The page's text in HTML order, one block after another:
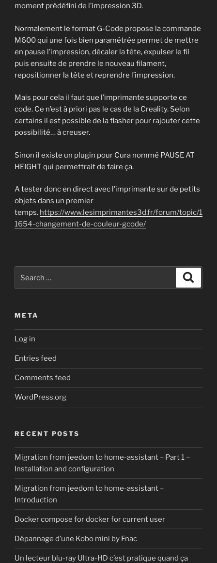
moment prédéfini de l’impression 3D.
Normalement le format G-Code propose la commande
M600 qui une fois bien paramétrée permet de mettre
en pause l’impression, décaler la tête, expulser le fil
puis ensuite de prendre le nouveau filament,
repositionner la tête et reprendre l’impression.
Mais pour cela il faut que l’imprimante supporte ce
code. Ce n’est à priori pas le cas de la Creality. Selon
certains il est possible de la flasher pour rajouter cette
possibilité… à creuser.
Sinon il existe un plugin pour Cura nommé PAUSE AT
HEIGHT qui permettrait de faire ça.
A tester donc en direct avec l’imprimante sur de petits
objets dans un premier
temps. https://www.lesimprimantes3d.fr/forum/topic/1
1654-changement-de-couleur-gcode/
for:
META
Log in
Entries feed
Comments feed
WordPress.org
RECENT POSTS
Migration from jeedom to home-assistant – Part 1 –
Installation and configuration
Migration from jeedom to home-assistant –
Introduction
Docker compose for docker for current user
Dépannage d’une Kobo mini by Fnac
Un lecteur blu-ray Ultra-HD c’est pratique quand ça